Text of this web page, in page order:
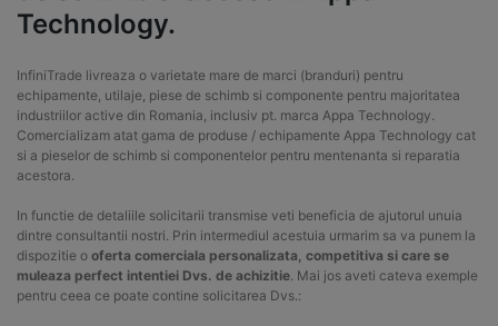
Technology.
InfiniTrade livreaza o varietate mare de marci (branduri) pentru
echipamente, utilaje, piese de schimb si componente pentru majoritatea
industriilor active din Romania, inclusiv pt. marca Appa Technology.
Comercializam atat gama de produse / echipamente Appa Technology cat
si a pieselor de schimb si componentelor pentru mentenanta si reparatia
acestora.
In functie de detaliile solicitarii transmise veti beneficia de ajutorul unuia
dintre consultantii nostri. Prin intermediul acestuia urmarim sa va punem la
dispozitie o oferta comerciala personalizata, competitiva si care se
muleaza perfect intentiei Dvs. de achizitie. Mai jos aveti cateva exemple
pentru ceea ce poate contine solicitarea Dvs.: